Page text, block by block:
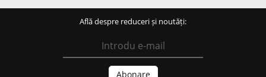
Află despre reduceri și noutăți: